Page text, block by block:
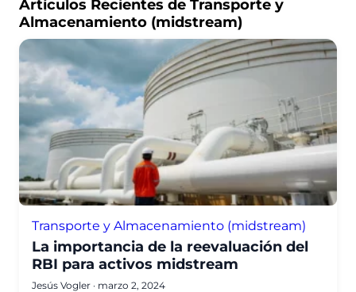
Artículos Recientes de Transporte y
Almacenamiento (midstream)
Transporte y Almacenamiento (midstream)
La importancia de la reevaluación del
RBI para activos midstream
Jesús Vogler · marzo 2, 2024